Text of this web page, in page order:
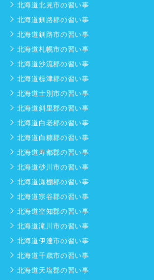
北海道北見市の習い事
北海道釧路郡の習い事
北海道釧路市の習い事
北海道札幌市の習い事
北海道沙流郡の習い事
北海道標津郡の習い事
北海道士別市の習い事
北海道斜里郡の習い事
北海道白老郡の習い事
北海道白糠郡の習い事
北海道寿都郡の習い事
北海道砂川市の習い事
北海道瀬棚郡の習い事
北海道宗谷郡の習い事
北海道空知郡の習い事
北海道滝川市の習い事
北海道伊達市の習い事
北海道千歳市の習い事
北海道天塩郡の習い事